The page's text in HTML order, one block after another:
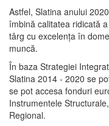
Astfel, Slatina anului
îmbină calitatea ridicată
târg cu excelenţa în
muncă.
În baza Strategiei
Slatina 2014 - 2020 se
se pot accesa fonduri
Instrumentele
Regional.